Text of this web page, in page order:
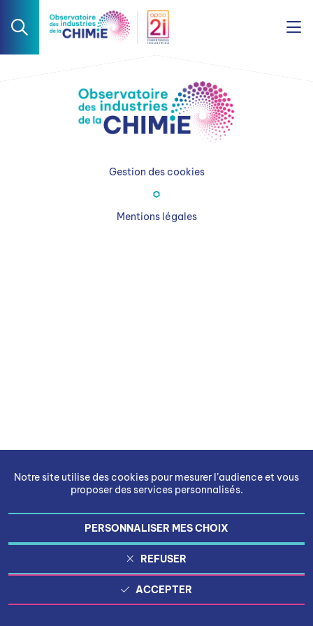
Notre site utilise des cookies pour mesurer l’audience et vous
proposer des services personnalisés.
PERSONNALISER MES CHOIX
REFUSER
ACCEPTER
Gestion des cookies
Mentions légales